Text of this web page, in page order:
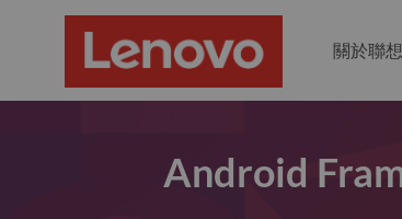
關於聯想
Android